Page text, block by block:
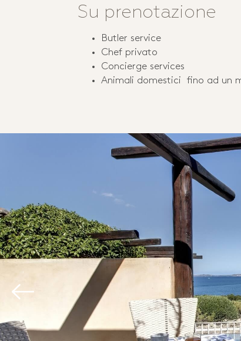
Su prenotazione
Butler service
Chef privato
Concierge services
Animali domestici fino ad un